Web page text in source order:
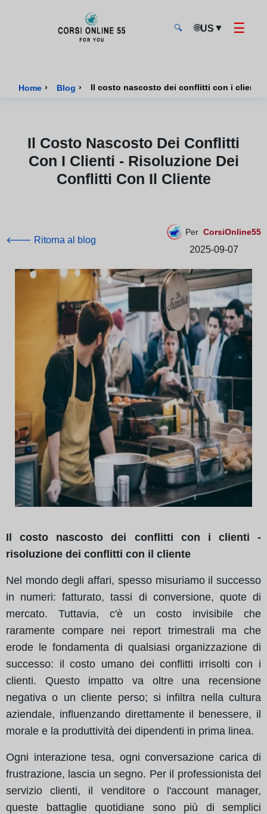
🔍 🌐US ▼ ☰
Home › Blog › Il costo nascosto dei conflitti con i clienti
Il Costo Nascosto Dei Conflitti
Con I Clienti - Risoluzione Dei
Conflitti Con Il Cliente
🡐 Ritorna al blog
Per CorsiOnline55
2025-09-07
Il costo nascosto dei conflitti con i clienti -
risoluzione dei conflitti con il cliente
Nel mondo degli affari, spesso misuriamo il successo
in numeri: fatturato, tassi di conversione, quote di
mercato. Tuttavia, c'è un costo invisibile che
raramente compare nei report trimestrali ma che
erode le fondamenta di qualsiasi organizzazione di
successo: il costo umano dei conflitti irrisolti con i
clienti. Questo impatto va oltre una recensione
negativa o un cliente perso; si infiltra nella cultura
aziendale, influenzando direttamente il benessere, il
morale e la produttività dei dipendenti in prima linea.
Ogni interazione tesa, ogni conversazione carica di
frustrazione, lascia un segno. Per il professionista del
servizio clienti, il venditore o l'account manager,
queste battaglie quotidiane sono più di semplici